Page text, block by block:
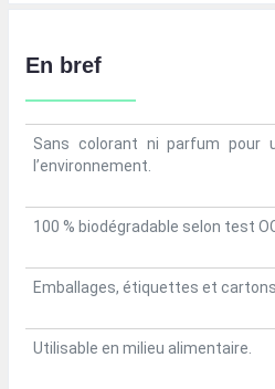
En bref
Sans colorant ni parfum pour
l’environnement.
100 % biodégradable selon test
Emballages, étiquettes et
Utilisable en milieu alimentaire.